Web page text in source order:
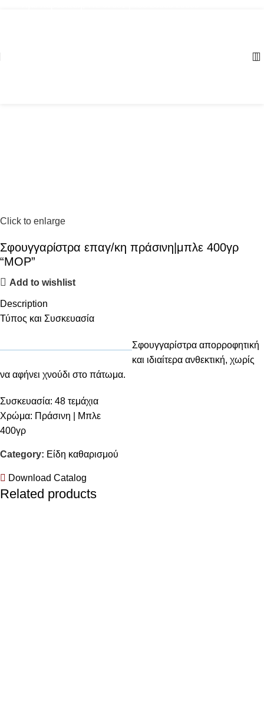
Click to enlarge
Σφουγγαρίστρα επαγ/κη πράσινη|μπλε 400γρ
“MOP”
Add to wishlist
Description
Τύπος και Συσκευασία
Σφουγγαρίστρα απορροφητική
και ιδιαίτερα ανθεκτική, χωρίς
να αφήνει χνούδι στο πάτωμα.
Συσκευασία: 48 τεμάχια
Χρώμα: Πράσινη | Μπλε
400γρ
Category: Είδη καθαρισμού
Download Catalog
Related products